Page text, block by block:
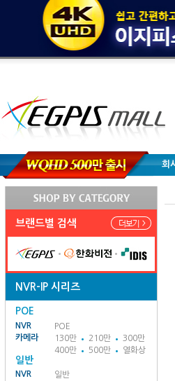
회
브랜드별 검색
NVR-IP 시리즈
POE
NVR
POE
카메라
130만 210만
300만
400만
500만 열화상
일반
NVR
일반